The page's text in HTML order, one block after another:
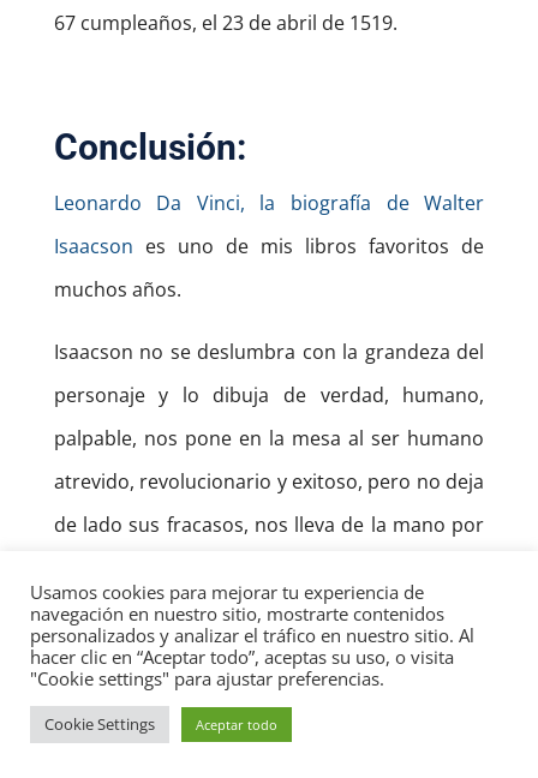
67 cumpleaños, el 23 de abril de 1519.
Conclusión:
Leonardo Da Vinci, la biografía de Walter
Isaacson es uno de mis libros favoritos de
muchos años.
Isaacson no se deslumbra con la grandeza del
personaje y lo dibuja de verdad, humano,
palpable, nos pone en la mesa al ser humano
atrevido, revolucionario y exitoso, pero no deja
de lado sus fracasos, nos lleva de la mano por
ciudad en ciudad, buscando el patrocinio de
algún potentado mientras deja proyectos
incompletos y a la deriva. Esto no lo hace
menos brillante, ni desmerece su talento y
Usamos cookies para mejorar tu experiencia de
navegación en nuestro sitio, mostrarte contenidos
personalizados y analizar el tráfico en nuestro sitio. Al
hacer clic en “Aceptar todo”, aceptas su uso, o visita
"Cookie settings" para ajustar preferencias.
Cookie Settings Aceptar todo